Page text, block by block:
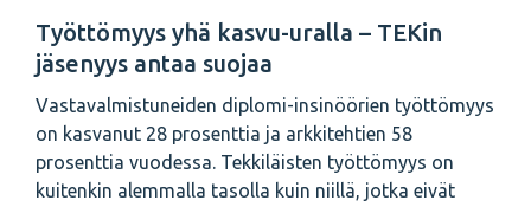
Työttömyys yhä kasvu-uralla – TEKin
jäsenyys antaa suojaa
Vastavalmistuneiden diplomi-insinöörien työttömyys
on kasvanut 28 prosenttia ja arkkitehtien 58
prosenttia vuodessa. Tekkiläisten työttömyys on
kuitenkin alemmalla tasolla kuin niillä, jotka eivät